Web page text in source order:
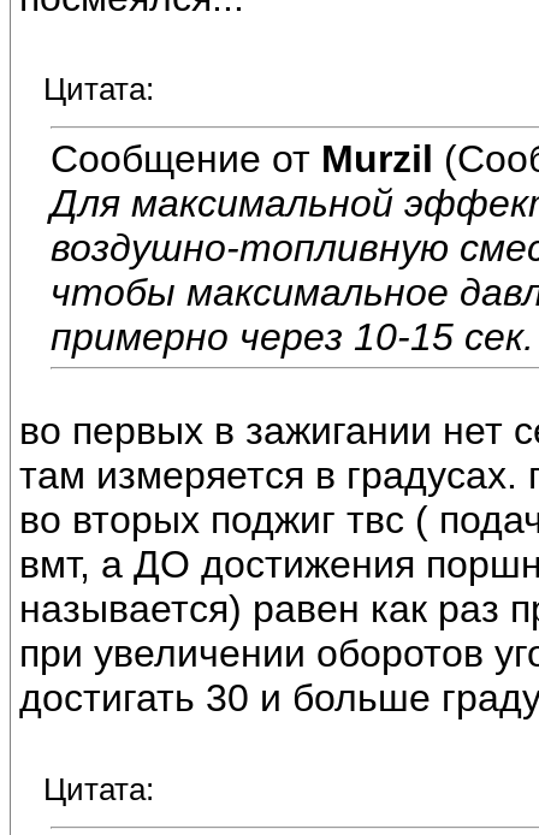
Цитата:
Сообщение от Murzil
Для максимальной
воздушно-топливную
чтобы максимальное
примерно через 10-15
во первых в зажигании нет
там измеряется в градусах.
во вторых поджиг твс (
вмт, а ДО достижения
называется) равен как раз
при увеличении оборотов
достигать 30 и больше
Цитата: